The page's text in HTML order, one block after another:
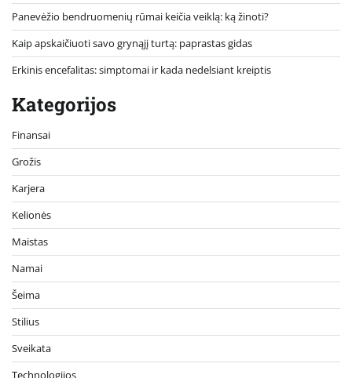
Panevėžio bendruomenių rūmai keičia veiklą: ką žinoti?
Kaip apskaičiuoti savo grynąjį turtą: paprastas gidas
Erkinis encefalitas: simptomai ir kada nedelsiant kreiptis
Kategorijos
Finansai
Grožis
Karjera
Kelionės
Maistas
Namai
Šeima
Stilius
Sveikata